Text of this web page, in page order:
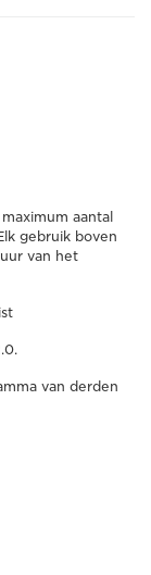
aantal
gebruik boven
van het
van derden